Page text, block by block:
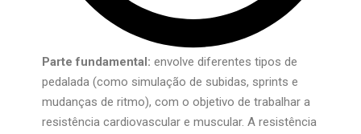
Parte fundamental: envolve diferentes tipos de
pedalada (como simulação de subidas, sprints e
mudanças de ritmo), com o objetivo de trabalhar a
resistência cardiovascular e muscular. A resistência